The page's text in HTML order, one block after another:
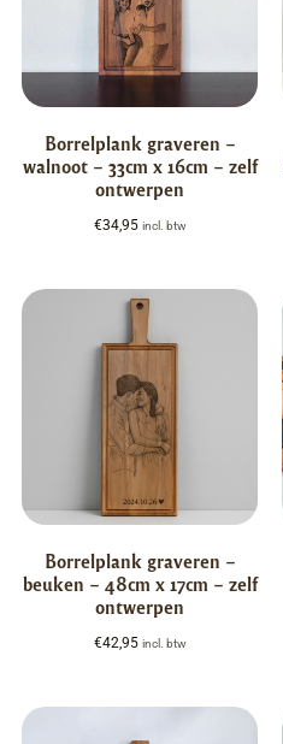
Borrelplank graveren –
walnoot – 33cm x 16cm – zelf
ontwerpen
€34,95 incl. btw
Borrelplank graveren –
beuken – 48cm x 17cm – zelf
ontwerpen
€42,95 incl. btw